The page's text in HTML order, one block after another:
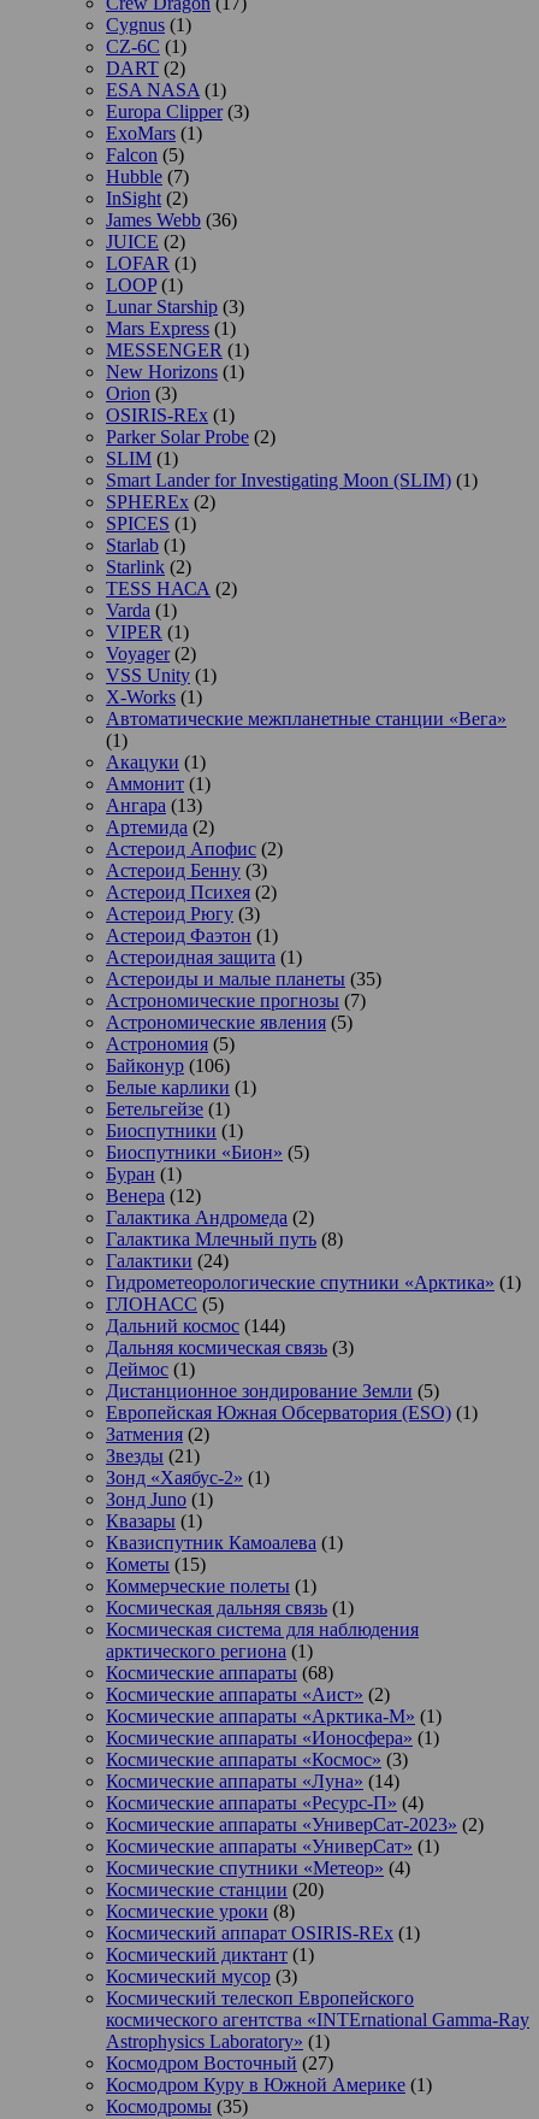
Cygnus (1)
CZ-6C (1)
DART (2)
ESA NASA (1)
Europa Clipper(3)
ExoMars (1)
Falcon (5)
Hubble (7)
InSight (2)
James Webb (36)
JUICE (2)
LOFAR (1)
LOOP(1)
Lunar Starship (3)
Mars Express (1)
MESSENGER (1)
New Horizons (1)
Orion (3)
OSIRIS-REx (1)
Parker Solar Probe (2)
SLIM (1)
Smart Lander for Investigating Moon (SLIM) (1)
SPHEREx (2)
SPICES (1)
Starlab (1)
Starlink (2)
TESS НАСА (2)
Varda (1)
VIPER (1)
Voyager(2)
VSS Unity (1)
X-Works (1)
Автоматические межпланетные станции «Вега»
(1)
Акацуки (1)
Аммонит (1)
Ангара (13)
Артемида (2)
Астероид Апофис (2)
Астероид Бенну (3)
Астероид Психея (2)
Астероид Рюгу (3)
Астероид Фаэтон (1)
Астероидная защита (1)
Астероиды и малые планеты (35)
Астрономические прогнозы (7)
Астрономические явления (5)
Астрономия (5)
Байконур (106)
Белые карлики (1)
Бетельгейзе (1)
Биоспутники (1)
Биоспутники «Бион» (5)
Буран (1)
Венера (12)
Галактика Андромеда (2)
Галактика Млечный путь (8)
Галактики (24)
Гидрометеорологические спутники «Арктика» (1)
ГЛОНАСС (5)
Дальний космос (144)
Дальняя космическая связь (3)
Деймос (1)
Дистанционное зондирование Земли (5)
Европейская Южная Обсерватория (ESO) (1)
Затмения (2)
Звезды (21)
Зонд «Хаябус-2» (1)
Зонд Juno (1)
Квазары (1)
Квазиспутник Камоалева (1)
Кометы (15)
Коммерческие полеты (1)
Космическая дальняя связь (1)
Космическая система для наблюдения
арктического региона (1)
Космические аппараты (68)
Космические аппараты «Аист» (2)
Космические аппараты «Арктика-М» (1)
Космические аппараты «Ионосфера» (1)
Космические аппараты «Космос» (3)
Космические аппараты «Луна» (14)
Космические аппараты «Ресурс-П» (4)
Космические аппараты «УниверСат-2023» (2)
Космические аппараты «УниверСат» (1)
Космические спутники «Метеор» (4)
Космические станции (20)
Космические уроки (8)
Космический аппарат OSIRIS-REx (1)
Космический диктант (1)
Космический мусор (3)
Космический телескоп Европейского
космического агентства «INTErnational Gamma-Ray
Astrophysics Laboratory» (1)
Космодром Восточный (27)
Космодром Куру в Южной Америке (1)
Космодромы (35)